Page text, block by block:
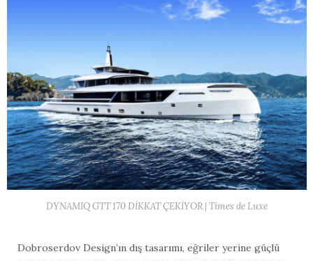
DYNAMIQ GTT 170 DİKKAT ÇEKİYOR | Times de Luxe
Dobroserdov Design’ın dış tasarımı, eğriler yerine güçlü